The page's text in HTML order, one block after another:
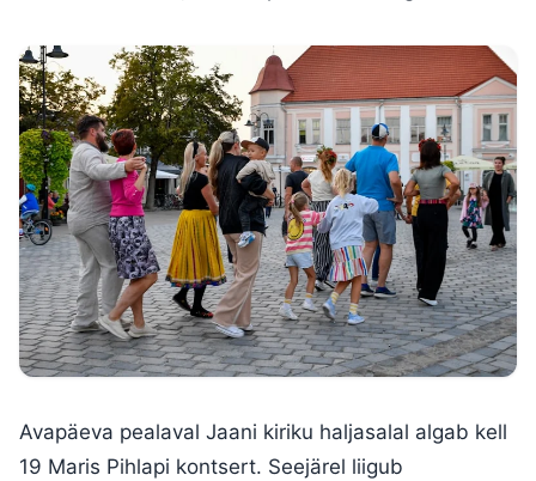
Avapäeva pealaval Jaani kiriku haljasalal algab kell
19 Maris Pihlapi kontsert. Seejärel liigub